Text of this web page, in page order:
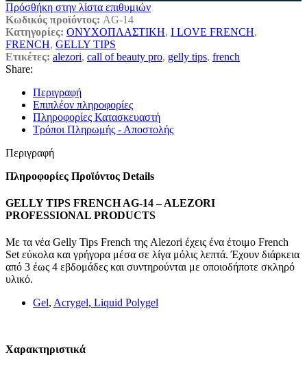
Πρόσθήκη στην λίστα επιθυμιών
Κωδικός προϊόντος: AG-14
Κατηγορίες: ΟΝΥΧΟΠΛΑΣΤΙΚΗ, I LOVE FRENCH,
FRENCH, GELLY TIPS
Ετικέτες: alezori, call of beauty pro, gelly tips, french
Share:
Περιγραφή
Επιπλέον πληροφορίες
Πληροφορίες Κατασκευαστή
Τρόποι Πληρωμής - Αποστολής
Περιγραφή
Πληροφορίες Προϊόντος Details
GELLY TIPS FRENCH AG-14 – ALEZORI
PROFESSIONAL PRODUCTS
Με τα νέα Gelly Tips French της Alezori έχεις ένα έτοιμο French
Set εύκολα και γρήγορα μέσα σε λίγα μόλις λεπτά. Έχουν διάρκεια
από 3 έως 4 εβδομάδες και συντηρούνται με οποιοδήποτε σκληρό
υλικό.
Gel, Acrygel, Liquid Polygel
Χαρακτηριστικά